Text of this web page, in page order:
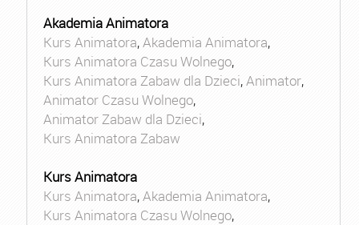
Akademia Animatora
Kurs Animatora,Akademia Animatora,
Kurs Animatora Czasu Wolnego,
Kurs Animatora Zabaw dla Dzieci,Animator,
Animator Czasu Wolnego,
Animator Zabaw dla Dzieci,
Kurs Animatora Zabaw
Kurs Animatora
Kurs Animatora,Akademia Animatora,
Kurs Animatora Czasu Wolnego,